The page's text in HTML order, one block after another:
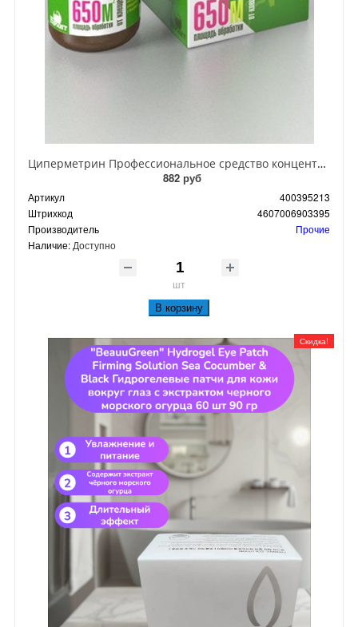
Циперметрин Профессиональное средство концентрат эмульсии 25% для уничтожения тараканов, мух,комаров, блох, клопов, муравьев, ос 50 мл
882 руб
Артикул
400395213
Штрихкод
4607006903395
Производитель
Прочие
Наличие: Доступно
шт
В корзину
Скидка!